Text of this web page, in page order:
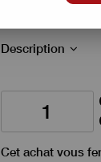
comme un
Description
Cet achat vous